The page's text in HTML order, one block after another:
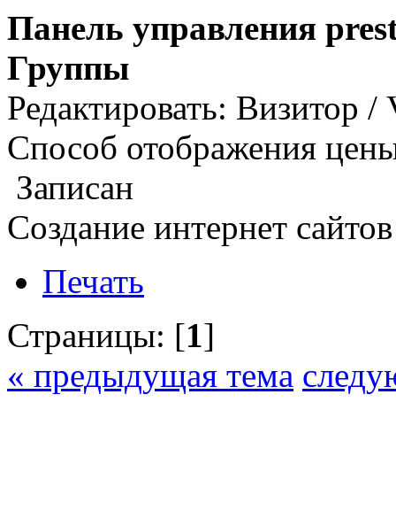
Панель управления
Группы
Редактировать: Визитор /
Способ отображения
Записан
Cоздание интернет
Печать
Страницы: [1]
« предыдущая тема